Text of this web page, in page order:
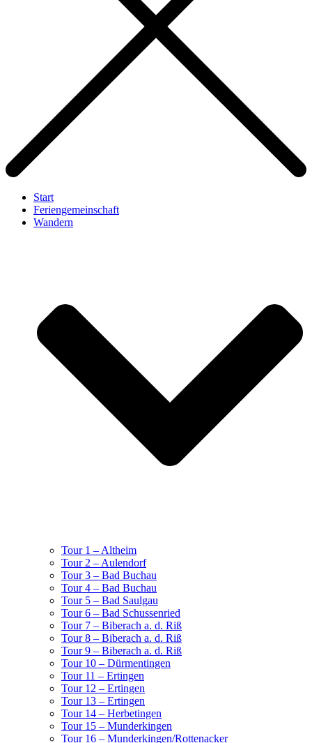
Start
Feriengemeinschaft
Wandern
Tour 1 – Altheim
Tour 2 – Aulendorf
Tour 3 – Bad Buchau
Tour 4 – Bad Buchau
Tour 5 – Bad Saulgau
Tour 6 – Bad Schussenried
Tour 7 – Biberach a. d. Riß
Tour 8 – Biberach a. d. Riß
Tour 9 – Biberach a. d. Riß
Tour 10 – Dürmentingen
Tour 11 – Ertingen
Tour 12 – Ertingen
Tour 13 – Ertingen
Tour 14 – Herbetingen
Tour 15 – Munderkingen
Tour 16 – Munderkingen/Rottenacker